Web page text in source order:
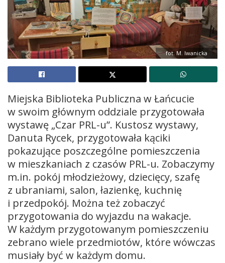
fot. M. Iwanicka
Miejska Biblioteka Publiczna w Łańcucie
w swoim głównym oddziale przygotowała
wystawę „Czar PRL-u”. Kustosz wystawy,
Danuta Rycek, przygotowała kąciki
pokazujące poszczególne pomieszczenia
w mieszkaniach z czasów PRL-u. Zobaczymy
m.in. pokój młodzieżowy, dziecięcy, szafę
z ubraniami, salon, łazienkę, kuchnię
i przedpokój. Można też zobaczyć
przygotowania do wyjazdu na wakacje.
W każdym przygotowanym pomieszczeniu
zebrano wiele przedmiotów, które wówczas
musiały być w każdym domu.